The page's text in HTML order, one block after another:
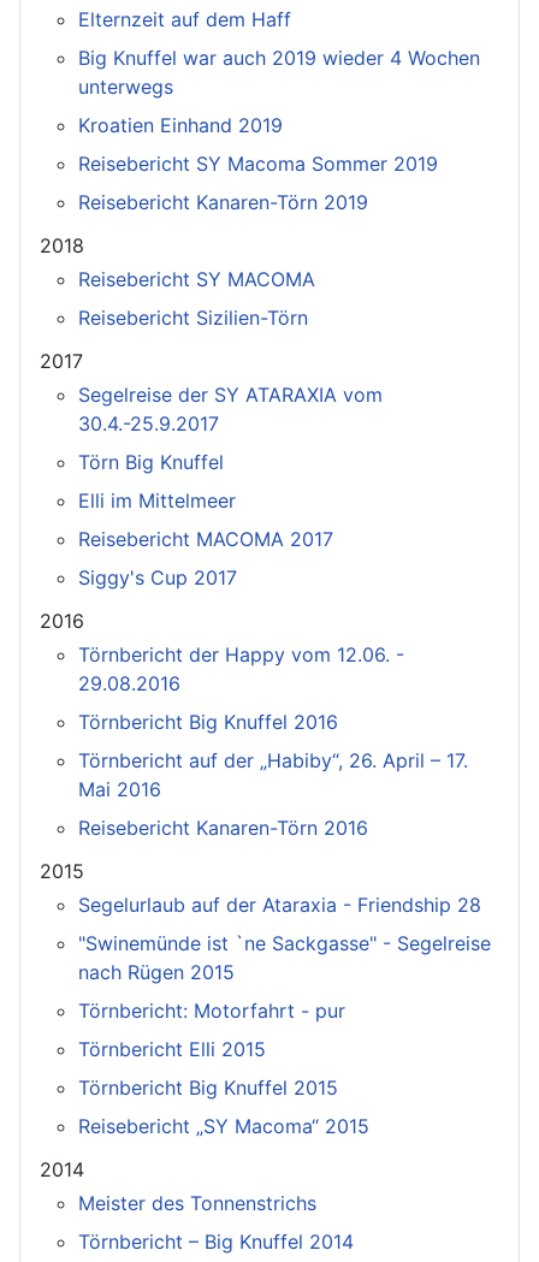
Elternzeit auf dem Haff
Big Knuffel war auch 2019 wieder 4 Wochen
unterwegs
Kroatien Einhand 2019
Reisebericht SY Macoma Sommer 2019
Reisebericht Kanaren-Törn 2019
2018
Reisebericht SY MACOMA
Reisebericht Sizilien-Törn
2017
Segelreise der SY ATARAXIA vom
30.4.-25.9.2017
Törn Big Knuffel
Elli im Mittelmeer
Reisebericht MACOMA 2017
Siggy's Cup 2017
2016
Törnbericht der Happy vom 12.06. -
29.08.2016
Törnbericht Big Knuffel 2016
Törnbericht auf der „Habiby“, 26. April – 17.
Mai 2016
Reisebericht Kanaren-Törn 2016
2015
Segelurlaub auf der Ataraxia - Friendship 28
"Swinemünde ist `ne Sackgasse" - Segelreise
nach Rügen 2015
Törnbericht: Motorfahrt - pur
Törnbericht Elli 2015
Törnbericht Big Knuffel 2015
Reisebericht „SY Macoma“ 2015
2014
Meister des Tonnenstrichs
Törnbericht – Big Knuffel 2014